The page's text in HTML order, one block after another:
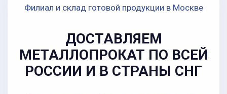
Филиал и склад готовой продукции в Москве
ДОСТАВЛЯЕМ
МЕТАЛЛОПРОКАТ ПО ВСЕЙ
РОССИИ И В СТРАНЫ СНГ